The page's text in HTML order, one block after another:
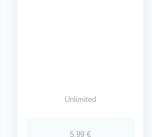
Unlimited
5.99 €